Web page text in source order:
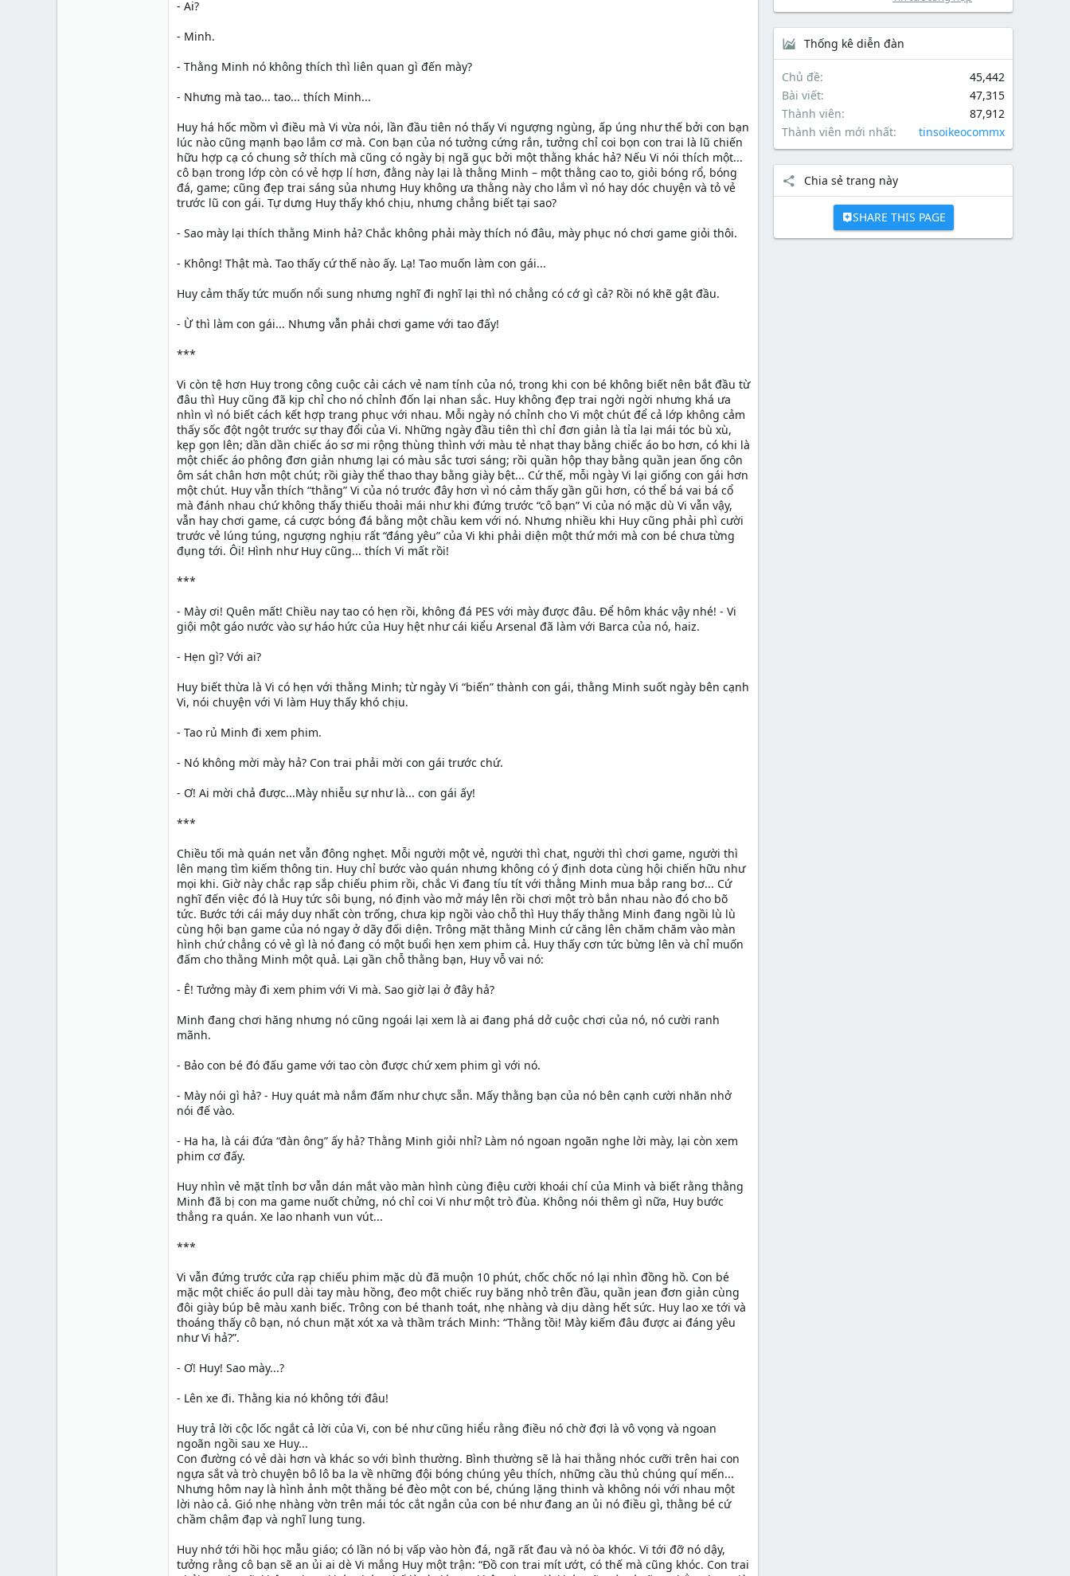
- Ai?
- Minh.
- Thằng Minh nó không thích thì liên quan gì đến mày?
- Nhưng mà tao... tao... thích Minh...
Huy há hốc mồm vì điều mà Vi vừa nói, lần đầu tiên nó thấy Vi ngượng ngùng, ấp úng như thế bởi con bạn
lúc nào cũng mạnh bạo lắm cơ mà. Con bạn của nó tưởng cứng rắn, tưởng chỉ coi bọn con trai là lũ chiến
hữu hợp cạ có chung sở thích mà cũng có ngày bị ngã gục bởi một thằng khác hả? Nếu Vi nói thích một...
cô bạn trong lớp còn có vẻ hợp lí hơn, đằng này lại là thằng Minh – một thằng cao to, giỏi bóng rổ, bóng
đá, game; cũng đẹp trai sáng sủa nhưng Huy không ưa thằng này cho lắm vì nó hay dóc chuyện và tỏ vẻ
trước lũ con gái. Tự dưng Huy thấy khó chịu, nhưng chẳng biết tại sao?
- Sao mày lại thích thằng Minh hả? Chắc không phải mày thích nó đâu, mày phục nó chơi game giỏi thôi.
- Không! Thật mà. Tao thấy cứ thế nào ấy. Lạ! Tao muốn làm con gái...
Huy cảm thấy tức muốn nổi sung nhưng nghĩ đi nghĩ lại thì nó chẳng có cớ gì cả? Rồi nó khẽ gật đầu.
- Ừ thì làm con gái... Nhưng vẫn phải chơi game với tao đấy!
***
Vi còn tệ hơn Huy trong công cuộc cải cách vẻ nam tính của nó, trong khi con bé không biết nên bắt đầu từ
đâu thì Huy cũng đã kịp chỉ cho nó chỉnh đốn lại nhan sắc. Huy không đẹp trai ngời ngời nhưng khá ưa
nhìn vì nó biết cách kết hợp trang phục với nhau. Mỗi ngày nó chỉnh cho Vi một chút để cả lớp không cảm
thấy sốc đột ngột trước sự thay đổi của Vi. Những ngày đầu tiên thì chỉ đơn giản là tỉa lại mái tóc bù xù,
kẹp gọn lên; dần dần chiếc áo sơ mi rộng thùng thình với màu tẻ nhạt thay bằng chiếc áo bo hơn, có khi là
một chiếc áo phông đơn giản nhưng lại có màu sắc tươi sáng; rồi quần hộp thay bằng quần jean ống côn
ôm sát chân hơn một chút; rồi giày thể thao thay bằng giày bệt... Cứ thế, mỗi ngày Vi lại giống con gái hơn
một chút. Huy vẫn thích “thằng” Vi của nó trước đây hơn vì nó cảm thấy gần gũi hơn, có thể bá vai bá cổ
mà đánh nhau chứ không thấy thiếu thoải mái như khi đứng trước “cô bạn” Vi của nó mặc dù Vi vẫn vậy,
vẫn hay chơi game, cá cược bóng đá bằng một chầu kem với nó. Nhưng nhiều khi Huy cũng phải phì cười
trước vẻ lúng túng, ngượng nghịu rất “đáng yêu” của Vi khi phải diện một thứ mới mà con bé chưa từng
đụng tới. Ôi! Hình như Huy cũng... thích Vi mất rồi!
***
- Mày ơi! Quên mất! Chiều nay tao có hẹn rồi, không đá PES với mày được đâu. Để hôm khác vậy nhé! - Vi
giội một gáo nước vào sự háo hức của Huy hệt như cái kiểu Arsenal đã làm với Barca của nó, haiz.
- Hẹn gì? Với ai?
Huy biết thừa là Vi có hẹn với thằng Minh; từ ngày Vi “biến” thành con gái, thằng Minh suốt ngày bên cạnh
Vi, nói chuyện với Vi làm Huy thấy khó chịu.
- Tao rủ Minh đi xem phim.
- Nó không mời mày hả? Con trai phải mời con gái trước chứ.
- Ơ! Ai mời chả được...Mày nhiễu sự như là... con gái ấy!
***
Chiều tối mà quán net vẫn đông nghẹt. Mỗi người một vẻ, người thì chat, người thì chơi game, người thì
lên mạng tìm kiếm thông tin. Huy chỉ bước vào quán nhưng không có ý định dota cùng hội chiến hữu như
mọi khi. Giờ này chắc rạp sắp chiếu phim rồi, chắc Vi đang tíu tít với thằng Minh mua bắp rang bơ... Cứ
nghĩ đến việc đó là Huy tức sôi bụng, nó định vào mở máy lên rồi chơi một trò bắn nhau nào đó cho bõ
tức. Bước tới cái máy duy nhất còn trống, chưa kịp ngồi vào chỗ thì Huy thấy thằng Minh đang ngồi lù lù
cùng hội bạn game của nó ngay ở dãy đối diện. Trông mặt thằng Minh cứ căng lên chăm chăm vào màn
hình chứ chẳng có vẻ gì là nó đang có một buổi hẹn xem phim cả. Huy thấy cơn tức bừng lên và chỉ muốn
đấm cho thằng Minh một quả. Lại gần chỗ thằng bạn, Huy vỗ vai nó:
- Ê! Tưởng mày đi xem phim với Vi mà. Sao giờ lại ở đây hả?
Minh đang chơi hăng nhưng nó cũng ngoái lại xem là ai đang phá dở cuộc chơi của nó, nó cười ranh
mãnh.
- Bảo con bé đó đấu game với tao còn được chứ xem phim gì với nó.
- Mày nói gì hả? - Huy quát mà nắm đấm như chực sẵn. Mấy thằng bạn của nó bên cạnh cười nhăn nhở
nói đế vào.
- Ha ha, là cái đứa “đàn ông” ấy hả? Thằng Minh giỏi nhỉ? Làm nó ngoan ngoãn nghe lời mày, lại còn xem
phim cơ đấy.
Huy nhìn vẻ mặt tỉnh bơ vẫn dán mắt vào màn hình cùng điệu cười khoái chí của Minh và biết rằng thằng
Minh đã bị con ma game nuốt chửng, nó chỉ coi Vi như một trò đùa. Không nói thêm gì nữa, Huy bước
thẳng ra quán. Xe lao nhanh vun vút...
***
Vi vẫn đứng trước cửa rạp chiếu phim mặc dù đã muộn 10 phút, chốc chốc nó lại nhìn đồng hồ. Con bé
mặc một chiếc áo pull dài tay màu hồng, đeo một chiếc ruy băng nhỏ trên đầu, quần jean đơn giản cùng
đôi giày búp bê màu xanh biếc. Trông con bé thanh toát, nhẹ nhàng và dịu dàng hết sức. Huy lao xe tới và
thoáng thấy cô bạn, nó chun mặt xót xa và thầm trách Minh: “Thằng tồi! Mày kiếm đâu được ai đáng yêu
như Vi hả?”.
- Ơ! Huy! Sao mày...?
- Lên xe đi. Thằng kia nó không tới đâu!
Huy trả lời cộc lốc ngắt cả lời của Vi, con bé như cũng hiểu rằng điều nó chờ đợi là vô vọng và ngoan
ngoãn ngồi sau xe Huy...
Con đường có vẻ dài hơn và khác so với bình thường. Bình thường sẽ là hai thằng nhóc cưỡi trên hai con
ngựa sắt và trò chuyện bô lô ba la về những đội bóng chúng yêu thích, những cầu thủ chúng quí mến...
Nhưng hôm nay là hình ảnh một thằng bé đèo một con bé, chúng lặng thinh và không nói với nhau một
lời nào cả. Gió nhẹ nhàng vờn trên mái tóc cắt ngắn của con bé như đang an ủi nó điều gì, thằng bé cứ
chầm chậm đạp và nghĩ lung tung.
Huy nhớ tới hồi học mẫu giáo; có lần nó bị vấp vào hòn đá, ngã rất đau và nó òa khóc. Vi tới đỡ nó dậy,
tưởng rằng cô bạn sẽ an ủi ai dè Vi mắng Huy một trận: “Đồ con trai mít ướt, có thế mà cũng khóc. Con trai
Thống kê diễn đàn
Chủ đề
45,442
Bài viết
47,315
Thành viên
87,912
Thành viên mới nhất
tinsoikeocommx
Chia sẻ trang này
SHARE THIS PAGE